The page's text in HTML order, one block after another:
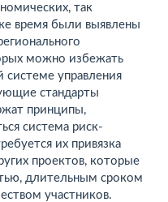
так
время были выявлены
можно избежать
системе управления
стандарты
принципы,
система риск-
их привязка
проектов, которые
длительным сроком
участников.